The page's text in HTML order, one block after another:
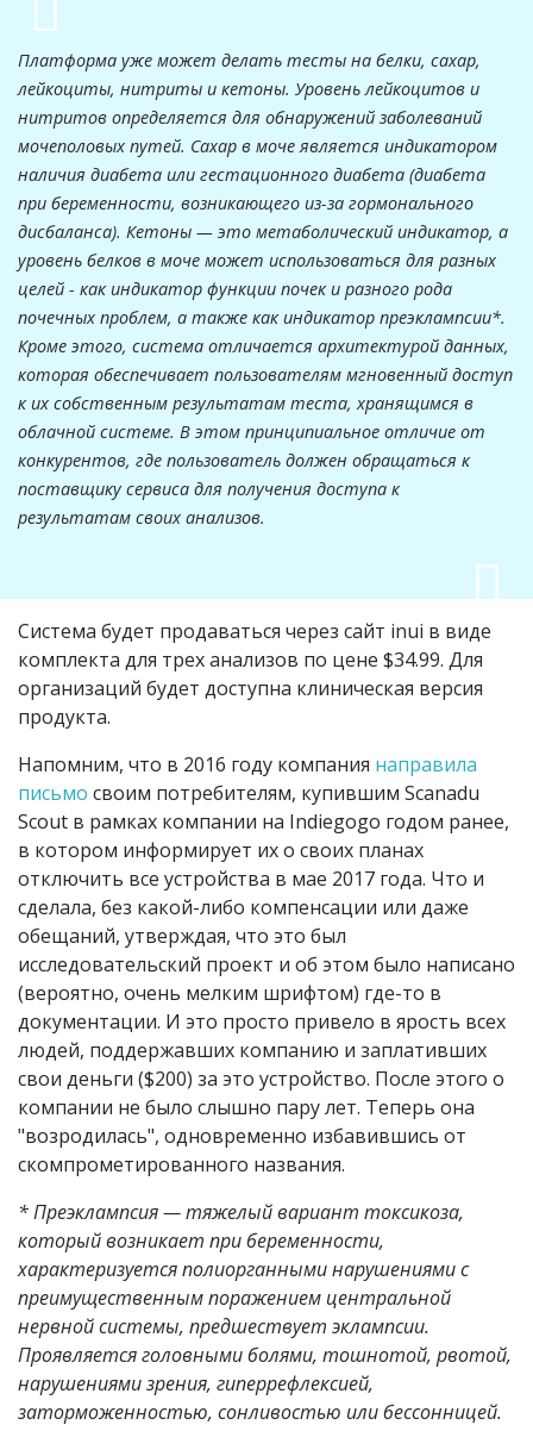
Платформа уже может делать тесты на белки, сахар,
лейкоциты, нитриты и кетоны. Уровень лейкоцитов и
нитритов определяется для обнаружений заболеваний
мочеполовых путей. Сахар в моче является индикатором
наличия диабета или гестационного диабета (диабета
при беременности, возникающего из-за гормонального
дисбаланса). Кетоны — это метаболический индикатор, а
уровень белков в моче может использоваться для разных
целей - как индикатор функции почек и разного рода
почечных проблем, а также как индикатор преэклампсии*.
Кроме этого, система отличается архитектурой данных,
которая обеспечивает пользователям мгновенный доступ
к их собственным результатам теста, хранящимся в
облачной системе. В этом принципиальное отличие от
конкурентов, где пользователь должен обращаться к
поставщику сервиса для получения доступа к
результатам своих анализов.
Система будет продаваться через сайт inui в виде
комплекта для трех анализов по цене $34.99. Для
организаций будет доступна клиническая версия
продукта.
Напомним, что в 2016 году компания направила
письмо своим потребителям, купившим Scanadu
Scout в рамках компании на Indiegogo годом ранее,
в котором информирует их о своих планах
отключить все устройства в мае 2017 года. Что и
сделала, без какой-либо компенсации или даже
обещаний, утверждая, что это был
исследовательский проект и об этом было написано
(вероятно, очень мелким шрифтом) где-то в
документации. И это просто привело в ярость всех
людей, поддержавших компанию и заплативших
свои деньги ($200) за это устройство. После этого о
компании не было слышно пару лет. Теперь она
"возродилась", одновременно избавившись от
скомпрометированного названия.
* Преэклампсия — тяжелый вариант токсикоза,
который возникает при беременности,
характеризуется полиорганными нарушениями с
преимущественным поражением центральной
нервной системы, предшествует эклампсии.
Проявляется головными болями, тошнотой, рвотой,
нарушениями зрения, гиперрефлексией,
заторможенностью, сонливостью или бессонницей.